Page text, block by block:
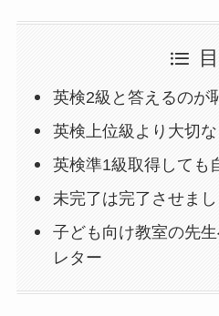
英検2級と答えるのが
英検上位級より大切な
英検準1級取得しても
未完了は完了させまし
子ども向け教室の先
レター